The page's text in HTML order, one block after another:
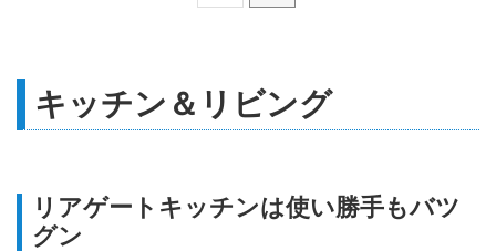
キッチン＆リビング
リアゲートキッチンは使い勝手もバツ
グン